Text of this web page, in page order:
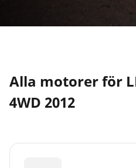
Alla motorer för
4WD 2012